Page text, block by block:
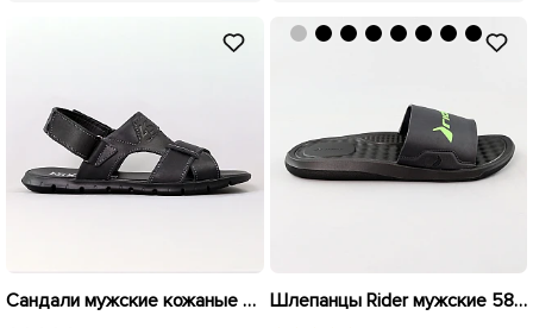
Сандали мужские кожаные 558224 Черные Шлепанцы Rider мужские 589063 Черные распродажа